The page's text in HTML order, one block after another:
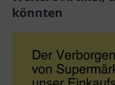
Elektroautos.
könnten